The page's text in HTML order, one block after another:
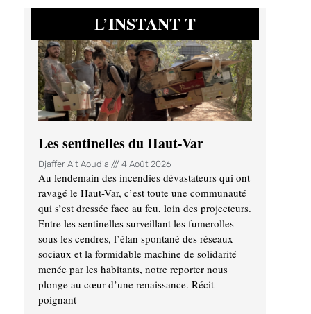
L’INSTANT T
Les sentinelles du Haut-Var
Djaffer Ait Aoudia 4 Août 2026
Au lendemain des incendies dévastateurs qui ont
ravagé le Haut-Var, c’est toute une communauté
qui s’est dressée face au feu, loin des projecteurs.
Entre les sentinelles surveillant les fumerolles
sous les cendres, l’élan spontané des réseaux
sociaux et la formidable machine de solidarité
menée par les habitants, notre reporter nous
plonge au cœur d’une renaissance. Récit
poignant